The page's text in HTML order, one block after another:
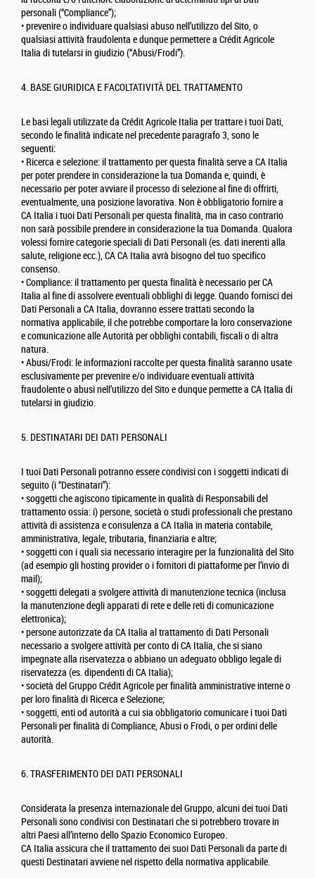
personali (“Compliance”);
• prevenire o individuare qualsiasi abuso nell’utilizzo del Sito, o
qualsiasi attività fraudolenta e dunque permettere a Crédit Agricole
Italia di tutelarsi in giudizio (“Abusi/Frodi”).
4. BASE GIURIDICA E FACOLTATIVITÀ DEL TRATTAMENTO
Le basi legali utilizzate da Crédit Agricole Italia per trattare i tuoi Dati,
secondo le finalità indicate nel precedente paragrafo 3, sono le
seguenti:
• Ricerca e selezione: il trattamento per questa finalità serve a CA Italia
per poter prendere in considerazione la tua Domanda e, quindi, è
necessario per poter avviare il processo di selezione al fine di offrirti,
eventualmente, una posizione lavorativa. Non è obbligatorio fornire a
CA Italia i tuoi Dati Personali per questa finalità, ma in caso contrario
non sarà possibile prendere in considerazione la tua Domanda. Qualora
volessi fornire categorie speciali di Dati Personali (es. dati inerenti alla
salute, religione ecc.), CA CA Italia avrà bisogno del tuo specifico
consenso.
• Compliance: il trattamento per questa finalità è necessario per CA
Italia al fine di assolvere eventuali obblighi di legge. Quando fornisci dei
Dati Personali a CA Italia, dovranno essere trattati secondo la
normativa applicabile, il che potrebbe comportare la loro conservazione
e comunicazione alle Autorità per obblighi contabili, fiscali o di altra
natura.
• Abusi/Frodi: le informazioni raccolte per questa finalità saranno usate
esclusivamente per prevenire e/o individuare eventuali attività
fraudolente o abusi nell’utilizzo del Sito e dunque permette a CA Italia di
tutelarsi in giudizio.
5. DESTINATARI DEI DATI PERSONALI
I tuoi Dati Personali potranno essere condivisi con i soggetti indicati di
seguito (i “Destinatari”):
• soggetti che agiscono tipicamente in qualità di Responsabili del
trattamento ossia: i) persone, società o studi professionali che prestano
attività di assistenza e consulenza a CA Italia in materia contabile,
amministrativa, legale, tributaria, finanziaria e altre;
• soggetti con i quali sia necessario interagire per la funzionalità del Sito
(ad esempio gli hosting provider o i fornitori di piattaforme per l’invio di
mail);
• soggetti delegati a svolgere attività di manutenzione tecnica (inclusa
la manutenzione degli apparati di rete e delle reti di comunicazione
elettronica);
• persone autorizzate da CA Italia al trattamento di Dati Personali
necessario a svolgere attività per conto di CA Italia, che si siano
impegnate alla riservatezza o abbiano un adeguato obbligo legale di
riservatezza (es. dipendenti di CA Italia);
• società del Gruppo Crédit Agricole per finalità amministrative interne o
per loro finalità di Ricerca e Selezione;
• soggetti, enti od autorità a cui sia obbligatorio comunicare i tuoi Dati
Personali per finalità di Compliance, Abusi o Frodi, o per ordini delle
autorità.
6. TRASFERIMENTO DEI DATI PERSONALI
Considerata la presenza internazionale del Gruppo, alcuni dei tuoi Dati
Personali sono condivisi con Destinatari che si potrebbero trovare in
altri Paesi all’interno dello Spazio Economico Europeo.
CA Italia assicura che il trattamento dei suoi Dati Personali da parte di
questi Destinatari avviene nel rispetto della normativa applicabile.